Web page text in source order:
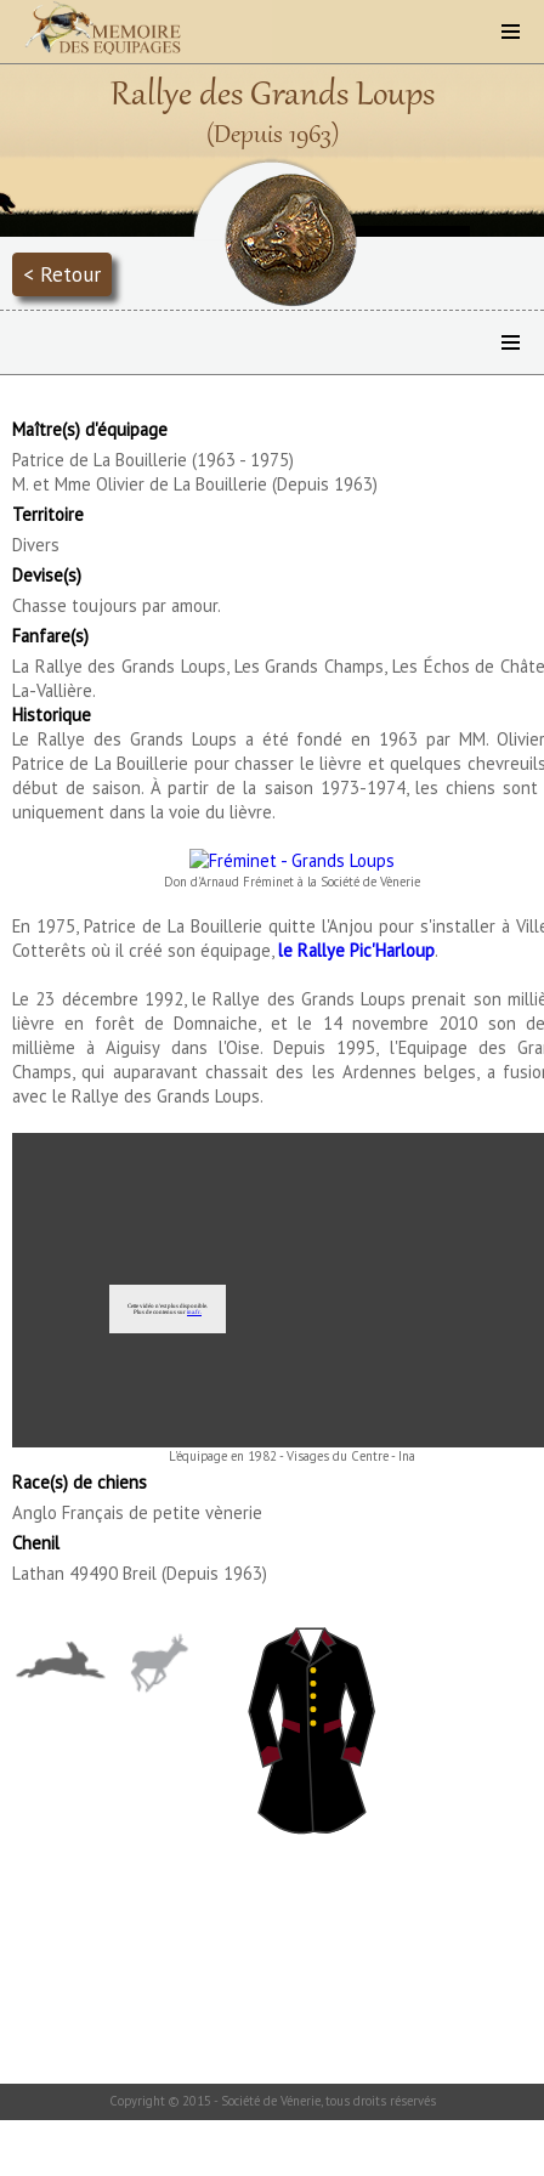
Rallye des Grands Loups
(Depuis 1963)
< Retour
Maître(s) d'équipage
Patrice de La Bouillerie (1963 - 1975)
M. et Mme Olivier de La Bouillerie (Depuis 1963)
Territoire
Divers
Devise(s)
Chasse toujours par amour.
Fanfare(s)
La Rallye des Grands Loups, Les Grands Champs, Les Échos de
La-Vallière.
Historique
Le Rallye des Grands Loups a été fondé en 1963 par MM.
Patrice de La Bouillerie pour chasser le lièvre et quelques
début de saison. À partir de la saison 1973-1974, les chiens sont
uniquement dans la voie du lièvre.
Don d'Arnaud Fréminet à la Société de Vènerie
En 1975, Patrice de La Bouillerie quitte l'Anjou pour s'installer à
Cotterêts où il créé son équipage,le Rallye Pic'Harloup.
Le 23 décembre 1992, le Rallye des Grands Loups prenait son
lièvre en forêt de Domnaiche, et le 14 novembre 2010 son
millième à Aiguisy dans l'Oise. Depuis 1995, l'Equipage des
Champs, qui auparavant chassait des les Ardennes belges, a
avec le Rallye des Grands Loups.
L'équipage en 1982 - Visages du Centre - Ina
Race(s) de chiens
Anglo Français de petite vènerie
Chenil
Lathan 49490 Breil (Depuis 1963)
Copyright © 2015 - Société de Vénerie, tous droits réservés